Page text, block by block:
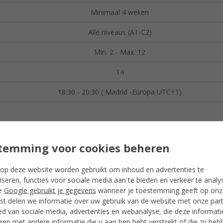
Minimaal 4 weken
Alle niveaus (A1-C2)
Min. 2 - Max. 12
14
18:30 - 20:30 ( Madrid -Europa UTC+1)
te combineren, is Online Spanish Evenings de oplossing die we
niet aan woon-werkverkeer! Ontwikkel je kennis vanuit huis.
toenemen dankzij comfortabel en hoogpresterende leren. Het
je je Spaanlessen comfortabel kunt combineren met je dagelijkse
met de hulp van onze beste docenten, zit je op de perfecte
voor cookies beheren
deze website worden gebruikt om inhoud en advertenties te
functies voor sociale media aan te bieden en verkeer te
Google gebruikt je gegevens wanneer je toestemming geeft op
delen we informatie over uw gebruik van de website met onze
van sociale media, advertenties en webanalyse, die deze